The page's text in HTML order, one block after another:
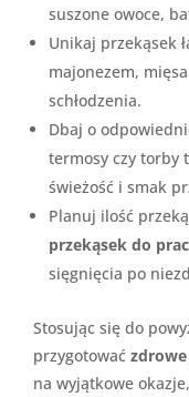
suszone owoce,
Unikaj przekąsek
majonezem,
schłodzenia.
Dbaj o
termosy czy torby
świeżość i smak
Planuj ilość
przekąsek do
sięgnięcia po
Stosując się do
przygotować
na wyjątkowe